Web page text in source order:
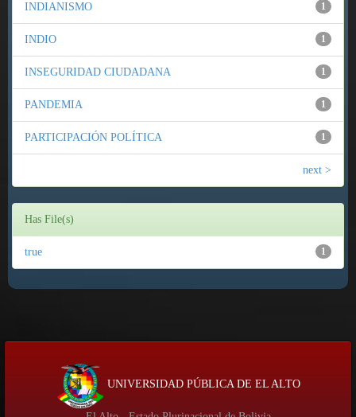
1
INDIANISMO
1
INDIO
1
INSEGURIDAD CIUDADANA
1
PANDEMIA
1
PARTICIPACIÓN POLÍTICA
next >
Has File(s)
1
true
UNIVERSIDAD PÚBLICA DE EL ALTO